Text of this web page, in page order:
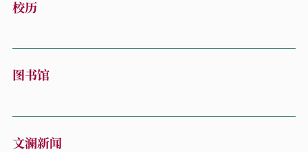
校历
图书馆
文澜新闻